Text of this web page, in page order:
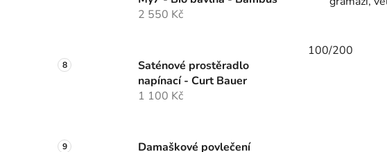
2 550 Kč
Saténové prostěradlo
napínací - Curt Bauer
1 100 Kč
Damaškové povlečení
100/200